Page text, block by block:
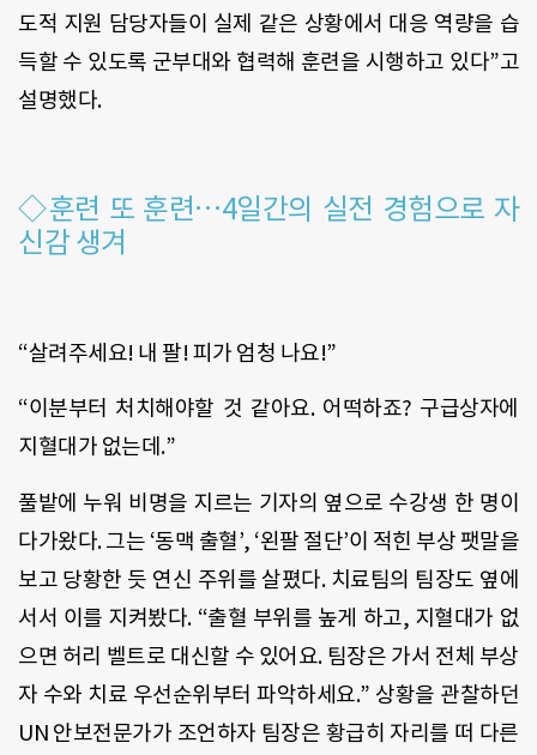
도적 지원 담당자들이 실제 같은 상황에서 대응 역량을 습
득할 수 있도록 군부대와 협력해 훈련을 시행하고 있다”고
설명했다.
◇훈련 또 훈련…4일간의 실전 경험으로 자
신감 생겨
“살려주세요! 내 팔! 피가 엄청 나요!”
“이분부터 처치해야할 것 같아요. 어떡하죠? 구급상자에
지혈대가 없는데.”
풀밭에 누워 비명을 지르는 기자의 옆으로 수강생 한 명이
다가왔다. 그는 ‘동맥 출혈’, ‘왼팔 절단’이 적힌 부상 팻말을
보고 당황한 듯 연신 주위를 살폈다. 치료팀의 팀장도 옆에
서서 이를 지켜봤다. “출혈 부위를 높게 하고, 지혈대가 없
으면 허리 벨트로 대신할 수 있어요. 팀장은 가서 전체 부상
자 수와 치료 우선순위부터 파악하세요.” 상황을 관찰하던
UN 안보전문가가 조언하자 팀장은 황급히 자리를 떠 다른